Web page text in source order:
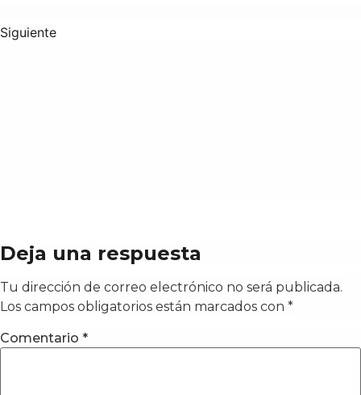
Siguiente
Deja una respuesta
Tu dirección de correo electrónico no será publicada.
Los campos obligatorios están marcados con *
Comentario *